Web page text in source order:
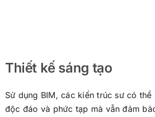
Thiết kế sáng tạo
Sử dụng BIM, các kiến trúc sư có
độc đáo và phức tạp mà vẫn đảm